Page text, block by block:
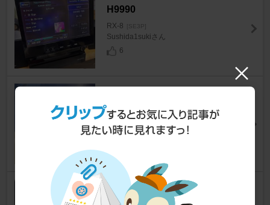
H9990
RX-8
Sushida1sukiさん
6
RX-8
紫野郎さん
12
LOVCA Racing 5w-30
RX-8 [SE3P]